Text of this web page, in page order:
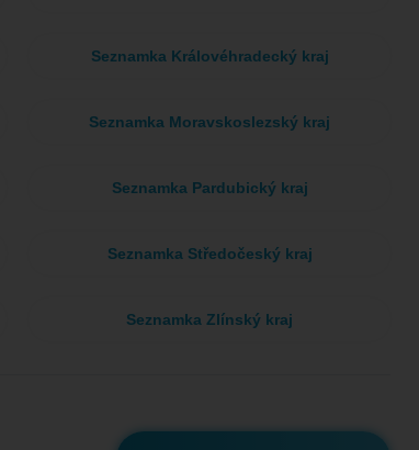
Seznamka Královéhradecký kraj
Seznamka Moravskoslezský kraj
Seznamka Pardubický kraj
Seznamka Středočeský kraj
Seznamka Zlínský kraj